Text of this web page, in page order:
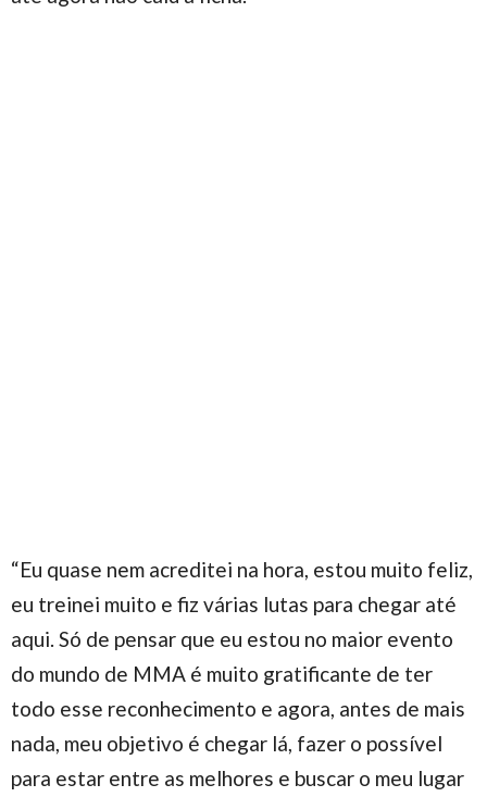
“Eu quase nem acreditei na hora, estou muito feliz,
eu treinei muito e fiz várias lutas para chegar até
aqui. Só de pensar que eu estou no maior evento
do mundo de MMA é muito gratificante de ter
todo esse reconhecimento e agora, antes de mais
nada, meu objetivo é chegar lá, fazer o possível
para estar entre as melhores e buscar o meu lugar